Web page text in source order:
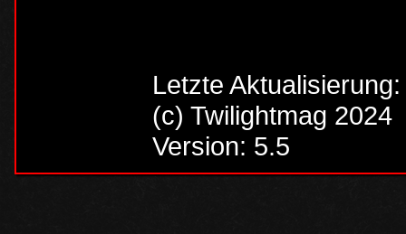
Letzte
(c) Twilightmag 2024
Version: 5.5